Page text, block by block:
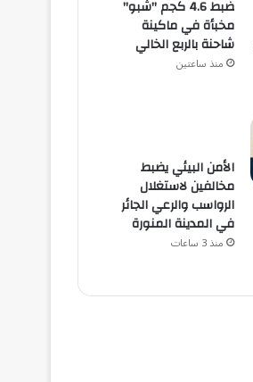
ضبط 4.6 كجم "شبو"
مخبأة في ماكينة
شاحنة بالربع الخالي
منذ ساعتين
الأمن البيئي يضبط
مخالفين لاستغلال
الرواسب والرعي الجائر
في المدينة المنورة
منذ 3 ساعات